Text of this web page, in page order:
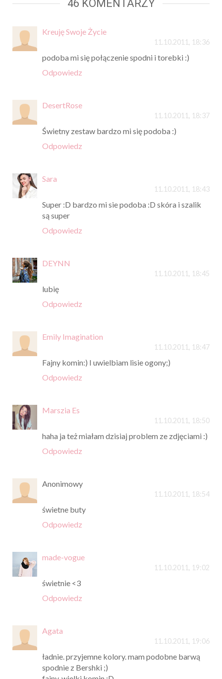
46 KOMENTARZY
Kreuję Swoje Życie
11.10.2011, 18:36
podoba mi się połączenie spodni i torebki :)
Odpowiedz
DesertRose
11.10.2011, 18:37
Świetny zestaw bardzo mi się podoba :)
Odpowiedz
Sara
11.10.2011, 18:43
Super :D bardzo mi sie podoba :D skóra i szalik
są super
Odpowiedz
DEYNN
11.10.2011, 18:45
lubię
Odpowiedz
Emily Imagination
11.10.2011, 18:47
Fajny komin:) I uwielbiam lisie ogony;)
Odpowiedz
Marszia Es
11.10.2011, 18:50
haha ja też miałam dzisiaj problem ze zdjęciami :)
Odpowiedz
Anonimowy
11.10.2011, 18:54
świetne buty
Odpowiedz
made-vogue
11.10.2011, 19:02
świetnie <3
Odpowiedz
Agata
11.10.2011, 19:06
ładnie. przyjemne kolory. mam podobne barwą
spodnie z Bershki ;)